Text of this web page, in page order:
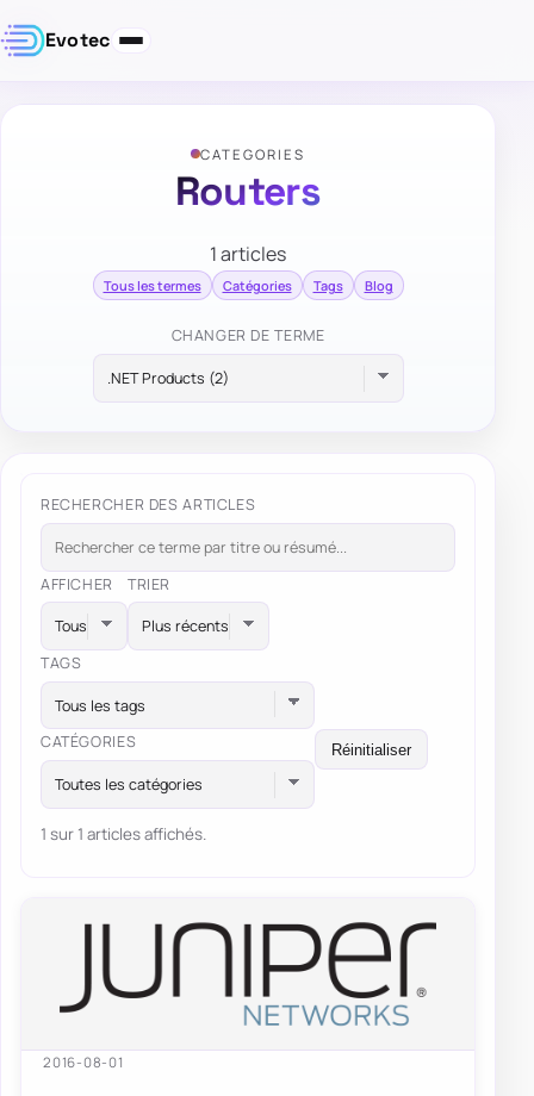
Evotec
CATEGORIES
Routers
1 articles
Tous les termes Catégories Tags Blog
CHANGER DE TERME
RECHERCHER DES ARTICLES
AFFICHER TRIER
TAGS
Tous les tags
CATÉGORIES
Toutes les catégories
Réinitialiser
1 sur 1 articles affichés.
2016-08-01